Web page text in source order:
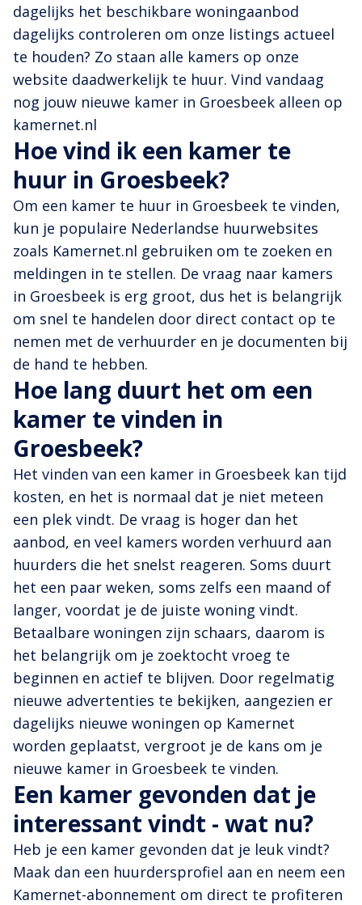
dagelijks het beschikbare woningaanbod
dagelijks controleren om onze listings actueel
te houden? Zo staan alle kamers op onze
website daadwerkelijk te huur. Vind vandaag
nog jouw nieuwe kamer in Groesbeek alleen op
kamernet.nl
Hoe vind ik een kamer te
huur in Groesbeek?
Om een kamer te huur in Groesbeek te vinden,
kun je populaire Nederlandse huurwebsites
zoals Kamernet.nl gebruiken om te zoeken en
meldingen in te stellen. De vraag naar kamers
in Groesbeek is erg groot, dus het is belangrijk
om snel te handelen door direct contact op te
nemen met de verhuurder en je documenten bij
de hand te hebben.
Hoe lang duurt het om een
kamer te vinden in
Groesbeek?
Het vinden van een kamer in Groesbeek kan tijd
kosten, en het is normaal dat je niet meteen
een plek vindt. De vraag is hoger dan het
aanbod, en veel kamers worden verhuurd aan
huurders die het snelst reageren. Soms duurt
het een paar weken, soms zelfs een maand of
langer, voordat je de juiste woning vindt.
Betaalbare woningen zijn schaars, daarom is
het belangrijk om je zoektocht vroeg te
beginnen en actief te blijven. Door regelmatig
nieuwe advertenties te bekijken, aangezien er
dagelijks nieuwe woningen op Kamernet
worden geplaatst, vergroot je de kans om je
nieuwe kamer in Groesbeek te vinden.
Een kamer gevonden dat je
interessant vindt - wat nu?
Heb je een kamer gevonden dat je leuk vindt?
Maak dan een huurdersprofiel aan en neem een
Kamernet-abonnement om direct te profiteren